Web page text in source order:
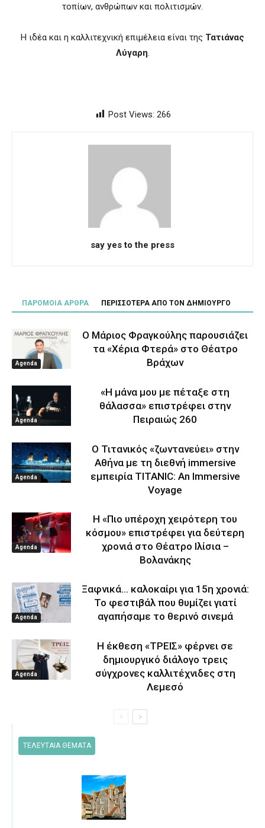
τοπίων, ανθρώπων και πολιτισμών.
Η ιδέα και η καλλιτεχνική επιμέλεια είναι της Τατιάνας
Λύγαρη
Post Views: 266
say yes to the press
ΠΑΡΟΜΟΙΑ ΑΡΘΡΑ ΠΕΡΙΣΣΟΤΕΡΑ ΑΠΟ ΤΟΝ ΔΗΜΙΟΥΡΓΟ
Agenda
Ο Μάριος Φραγκούλης παρουσιάζει
τα «Χέρια Φτερά» στο Θέατρο
Βράχων
Agenda
«Η μάνα μου με πέταξε στη
θάλασσα» επιστρέφει στην
Πειραιώς 260
Agenda
Ο Τιτανικός «ζωντανεύει» στην
Αθήνα με τη διεθνή immersive
εμπειρία TITANIC: An Immersive
Voyage
Agenda
Η «Πιο υπέροχη χειρότερη του
κόσμου» επιστρέφει για δεύτερη
χρονιά στο Θέατρο Ιλίσια –
Βολανάκης
Agenda
Ξαφνικά… καλοκαίρι για 15η χρονιά:
Το φεστιβάλ που θυμίζει γιατί
αγαπήσαμε το θερινό σινεμά
Agenda
Η έκθεση «ΤΡΕΙΣ» φέρνει σε
δημιουργικό διάλογο τρεις
σύγχρονες καλλιτέχνιδες στη
Λεμεσό
ΤΕΛΕΥΤΑΙΑ ΘΕΜΑΤΑ